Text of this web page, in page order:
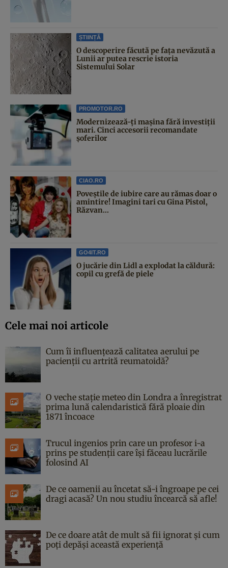
ȘTIINȚĂ
O descoperire făcută pe fața nevăzută a
Lunii ar putea rescrie istoria
Sistemului Solar
PROMOTOR.RO
Modernizează-ți mașina fără investiții
mari. Cinci accesorii recomandate
șoferilor
CIAO.RO
Poveştile de iubire care au rămas doar o
amintire! Imagini tari cu Gina Pistol,
Răzvan...
GO4IT.RO
O jucărie din Lidl a explodat la căldură:
copil cu grefă de piele
Cele mai noi articole
Cum îi influențează calitatea aerului pe
pacienții cu artrită reumatoidă?
O veche stație meteo din Londra a înregistrat
prima lună calendaristică fără ploaie din
1871 încoace
Trucul ingenios prin care un profesor i-a
prins pe studenții care își făceau lucrările
folosind AI
De ce oamenii au încetat să-i îngroape pe cei
dragi acasă? Un nou studiu încearcă să afle!
De ce doare atât de mult să fii ignorat și cum
poți depăși această experiență